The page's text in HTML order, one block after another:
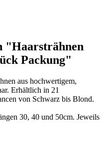
"Haarsträhnen
Packung"
aus hochwertigem,
Erhältlich in 21
von Schwarz bis Blond.
30, 40 und 50cm. Jeweils